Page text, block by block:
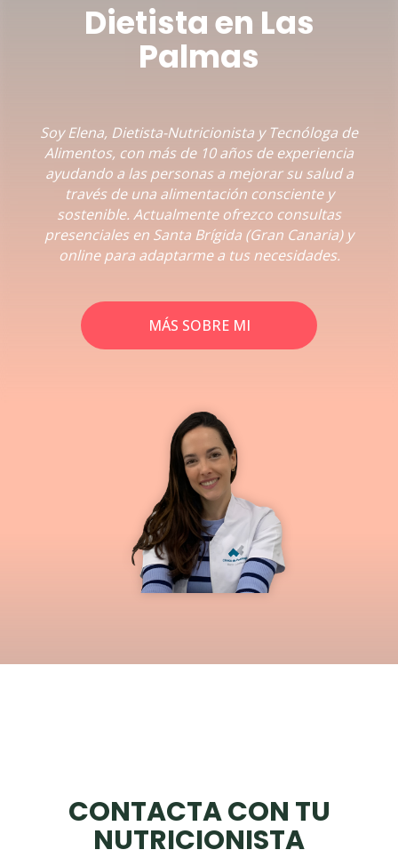
Dietista en Las
Palmas
Soy Elena, Dietista-Nutricionista y Tecnóloga de
Alimentos, con más de 10 años de experiencia
ayudando a las personas a mejorar su salud a
través de una alimentación consciente y
sostenible. Actualmente ofrezco consultas
presenciales en Santa Brígida (Gran Canaria) y
online para adaptarme a tus necesidades.
MÁS SOBRE MI
CONTACTA CON TU
NUTRICIONISTA